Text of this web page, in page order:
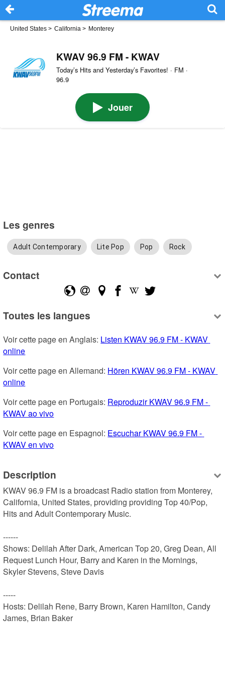
United States > California > Monterey
KWAV 96.9 FM - KWAV
Today’s Hits and Yesterday’s Favorites! · FM ·
96.9
Jouer
Les genres
Adult Contemporary Lite Pop Pop Rock
Contact
Toutes les langues
Voir cette page en Anglais: Listen KWAV 96.9 FM - KWAV
online
Voir cette page en Allemand: Hören KWAV 96.9 FM - KWAV
online
Voir cette page en Portugais: Reproduzir KWAV 96.9 FM -
KWAV ao vivo
Voir cette page en Espagnol: Escuchar KWAV 96.9 FM -
KWAV en vivo
Description
KWAV 96.9 FM is a broadcast Radio station from Monterey,
California, United States, providing providing Top 40/Pop,
Hits and Adult Contemporary Music.
------
Shows: Delilah After Dark, American Top 20, Greg Dean, All
Request Lunch Hour, Barry and Karen in the Mornings,
Skyler Stevens, Steve Davis
-----
Hosts: Delilah Rene, Barry Brown, Karen Hamilton, Candy
James, Brian Baker